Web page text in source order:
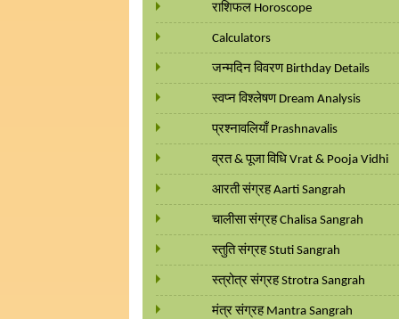
राशिफल Horoscope
Calculators
जन्मदिन विवरण Birthday Details
स्वप्न विश्लेषण Dream Analysis
प्रश्नावलियाँ Prashnavalis
व्रत & पूजा विधि Vrat & Pooja Vidhi
आरती संग्रह Aarti Sangrah
चालीसा संग्रह Chalisa Sangrah
स्तुति संग्रह Stuti Sangrah
स्त्रोत्र संग्रह Strotra Sangrah
मंत्र संग्रह Mantra Sangrah